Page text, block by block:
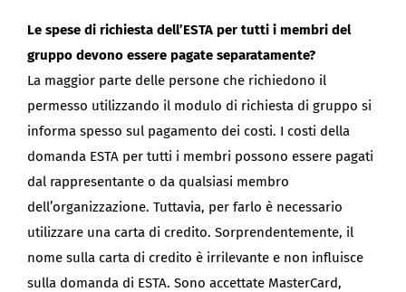
Le spese di richiesta dell’ESTA per tutti i membri del
gruppo devono essere pagate separatamente?
La maggior parte delle persone che richiedono il
permesso utilizzando il modulo di richiesta di gruppo si
informa spesso sul pagamento dei costi. I costi della
domanda ESTA per tutti i membri possono essere pagati
dal rappresentante o da qualsiasi membro
dell’organizzazione. Tuttavia, per farlo è necessario
utilizzare una carta di credito. Sorprendentemente, il
nome sulla carta di credito è irrilevante e non influisce
sulla domanda di ESTA. Sono accettate MasterCard,